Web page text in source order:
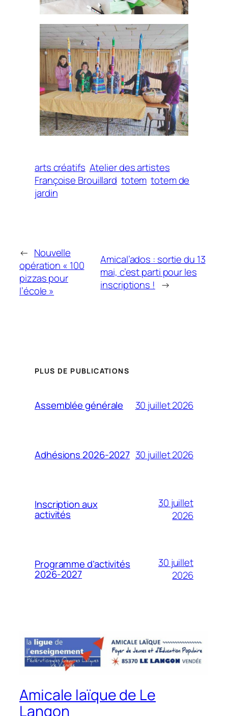
arts créatifs Atelier des artistes
Françoise Brouillard totem totem de
jardin
← Nouvelle
opération « 100
pizzas pour
l’école »
Amical’ados : sortie du 13
mai, c’est parti pour les
inscriptions ! →
PLUS DE PUBLICATIONS
Assemblée générale 30 juillet 2026
Adhésions 2026-2027 30 juillet 2026
Inscription aux
activités
30 juillet
2026
Programme d’activités
2026-2027
30 juillet
2026
Amicale laïque de Le
Langon